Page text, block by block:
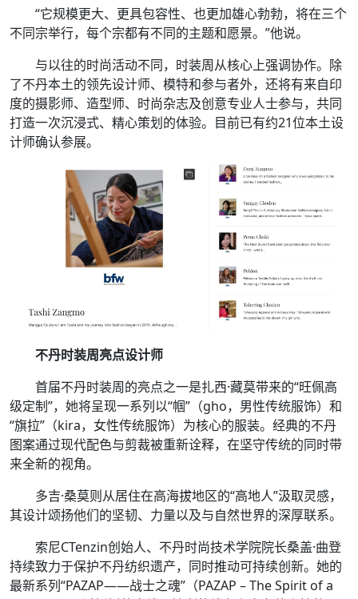
“它规模更大、更具包容性、也更加雄心勃勃，将在三个
不同宗举行，每个宗都有不同的主题和愿景。”他说。
与以往的时尚活动不同，时装周从核心上强调协作。除
了不丹本土的领先设计师、模特和参与者外，还将有来自印
度的摄影师、造型师、时尚杂志及创意专业人士参与，共同
打造一次沉浸式、精心策划的体验。目前已有约21位本土设
计师确认参展。
不丹时装周亮点设计师
首届不丹时装周的亮点之一是扎西·藏莫带来的“旺佩高
级定制”，她将呈现一系列以“帼”（gho，男性传统服饰）和
“旗拉”（kira，女性传统服饰）为核心的服装。经典的不丹
图案通过现代配色与剪裁被重新诠释，在坚守传统的同时带
来全新的视角。
多吉·桑莫则从居住在高海拔地区的“高地人”汲取灵感，
其设计颂扬他们的坚韧、力量以及与自然世界的深厚联系。
索尼CTenzin创始人、不丹时尚技术学院院长桑盖·曲登
持续致力于保护不丹纺织遗产，同时推动可持续创新。她的
最新系列“PAZAP——战士之魂”（PAZAP – The Spirit of a